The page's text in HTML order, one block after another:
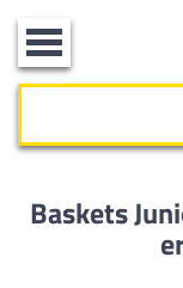
Toggle
navigation
Baskets